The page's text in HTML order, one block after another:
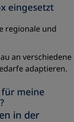
eingesetzt
regionale und
an verschiedene
adaptieren.
meine
in der